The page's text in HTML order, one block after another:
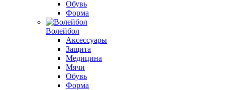
Обувь
Форма
Волейбол
Аксессуары
Защита
Медицина
Мячи
Обувь
Форма